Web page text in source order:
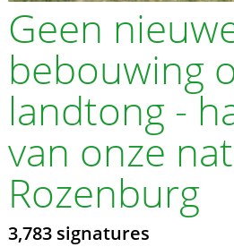
Geen
bebouwing
landtong -
van onze
Rozenburg
3,783 signatures